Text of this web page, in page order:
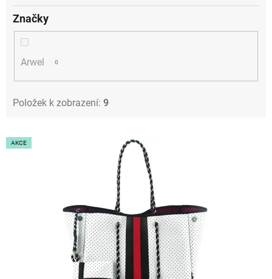
ů
Značky
Arwel 0
Položek k zobrazení: 9
V
ý
AKCE